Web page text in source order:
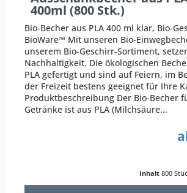
400ml (800 Stk.)
Bio-Becher aus PLA 400 ml klar, Bio-
BioWare™ Mit unseren Bio-
unserem Bio-Geschirr-Sortiment,
Nachhaltigkeit. Die ökologischen
PLA gefertigt und sind auf Feiern, im
der Freizeit bestens geeignet für Ihre
Produktbeschreibung Der Bio-Becher
Getränke ist aus PLA (Milchsäure...
Inhalt 800